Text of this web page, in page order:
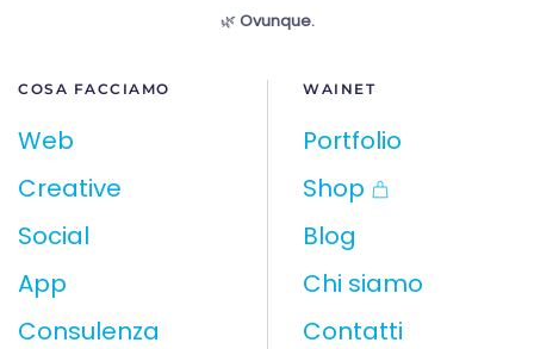
🌿 Ovunque.
COSA FACCIAMO
Web
Creative
Social
App
Consulenza
WAINET
Portfolio
Shop
Blog
Chi siamo
Contatti